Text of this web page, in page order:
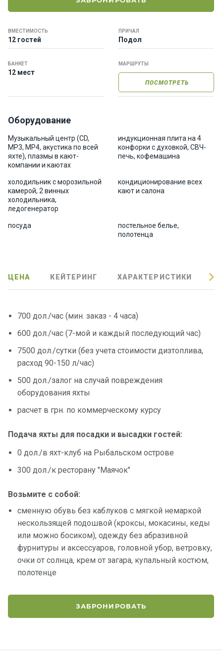
ВМЕСТИМОСТЬ
12 гостей
ПРИЧАЛ
Подол
БАНКЕТ
12 мест
МАРШРУТЫ
ПОСМОТРЕТЬ
Оборудование
Музыкальный центр (CD,
MP3, MP4, акустика по всей
яхте), плазмы в кают-
компании и каютах
индукционная плита на 4
конфорки с духовкой, СВЧ-
печь, кофемашина
холодильник с морозильной
камерой, 2 винных
холодильника,
ледогенератор
кондиционирование всех
кают и салона
посуда
постельное белье,
полотенца
ЦЕНА КЕЙТЕРИНГ ХАРАКТЕРИСТИКИ
700 дол./час (мин. заказ - 4 часа)
600 дол./час (7-мой и каждый последующий час)
7500 дол./сутки (без учета стоимости дизтоплива,
расход 90-150 л/час)
500 дол./залог на случай повреждения
оборудования яхты
расчет в грн. по коммерческому курсу
Подача яхты для посадки и высадки гостей:
0 дол./в яхт-клуб на Рыбальском острове
300 дол./к ресторану "Маячок"
Возьмите с собой:
сменную обувь без каблуков с мягкой немаркой
нескользящей подошвой (кроксы, мокасины, кеды
или можно босиком), одежду без абразивной
фурнитуры и аксессуаров, головной убор, ветровку,
очки от солнца, крем от загара, купальный костюм,
полотенце
ЗАБРОНИРОВАТЬ
т
р
О нас
Програ
ммы
отдыха
икаты
чения
Речные
прогулк
и
Отзывы
Контакт